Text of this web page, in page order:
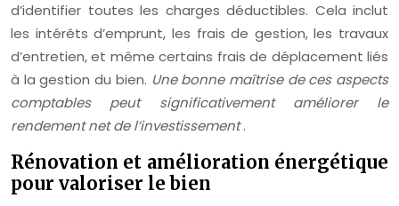
d’identifier toutes les charges déductibles. Cela inclut
les intérêts d’emprunt, les frais de gestion, les travaux
d’entretien, et même certains frais de déplacement liés
à la gestion du bien. Une bonne maîtrise de ces aspects
comptables peut significativement améliorer le
rendement net de l’investissement.
Rénovation et amélioration énergétique
pour valoriser le bien